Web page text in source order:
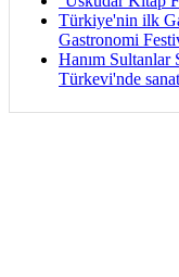
Türkiye'nin ilk
Gastronomi
Hanım Sultanlar
Türkevi'nde